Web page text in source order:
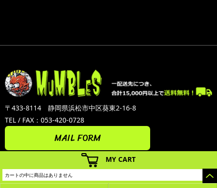
MY CART
カートの中に商品はありません
〒433-8114 静岡県浜松市中区葵東2-16-8
TEL / FAX：053-420-0728
MAIL FORM